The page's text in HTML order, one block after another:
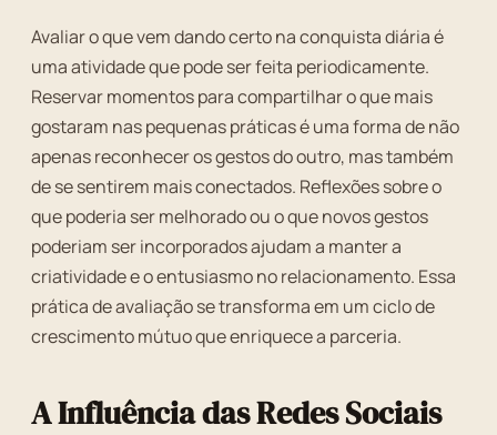
Avaliar o que vem dando certo na conquista diária é
uma atividade que pode ser feita periodicamente.
Reservar momentos para compartilhar o que mais
gostaram nas pequenas práticas é uma forma de não
apenas reconhecer os gestos do outro, mas também
de se sentirem mais conectados. Reflexões sobre o
que poderia ser melhorado ou o que novos gestos
poderiam ser incorporados ajudam a manter a
criatividade e o entusiasmo no relacionamento. Essa
prática de avaliação se transforma em um ciclo de
crescimento mútuo que enriquece a parceria.
A Influência das Redes Sociais